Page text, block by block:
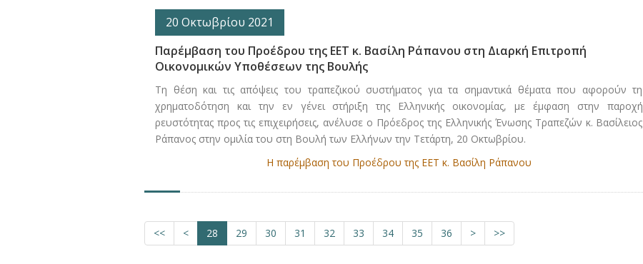
20 Οκτωβρίου 2021
Παρέμβαση του Προέδρου της ΕΕΤ κ. Βασίλη Ράπανου στη Διαρκή Επιτροπή
Οικονομικών Υποθέσεων της Βουλής
Τη θέση και τις απόψεις του τραπεζικού συστήματος για τα σημαντικά θέματα που αφορούν τη
χρηματοδότηση και την εν γένει στήριξη της Ελληνικής οικονομίας, με έμφαση στην παροχή
ρευστότητας προς τις επιχειρήσεις, ανέλυσε ο Πρόεδρος της Ελληνικής Ένωσης Τραπεζών κ. Βασίλειος
Ράπανος στην ομιλία του στη Βουλή των Ελλήνων την Τετάρτη, 20 Οκτωβρίου.
Η παρέμβαση του Προέδρου της ΕΕΤ κ. Βασίλη Ράπανου
<< < 28 29 30 31 32 33 34 35 36 > >>